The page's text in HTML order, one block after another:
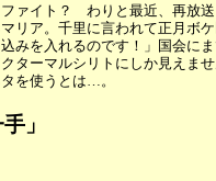
ァイト？ わりと最近、再放送
リア。千里に言われて正月ボ
みを入れるのです！」国会
ターマルシリトにしか見えま
を使うとは…。
」